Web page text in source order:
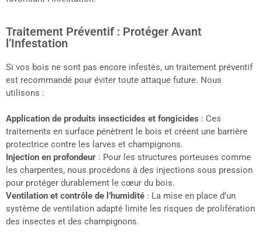
Traitement Préventif : Protéger Avant
l’Infestation
Si vos bois ne sont pas encore infestés, un traitement préventif
est recommandé pour éviter toute attaque future. Nous
utilisons :
Application de produits insecticides et fongicides : Ces
traitements en surface pénètrent le bois et créent une barrière
protectrice contre les larves et champignons.
Injection en profondeur : Pour les structures porteuses comme
les charpentes, nous procédons à des injections sous pression
pour protéger durablement le cœur du bois.
Ventilation et contrôle de l’humidité : La mise en place d’un
système de ventilation adapté limite les risques de prolifération
des insectes et des champignons.